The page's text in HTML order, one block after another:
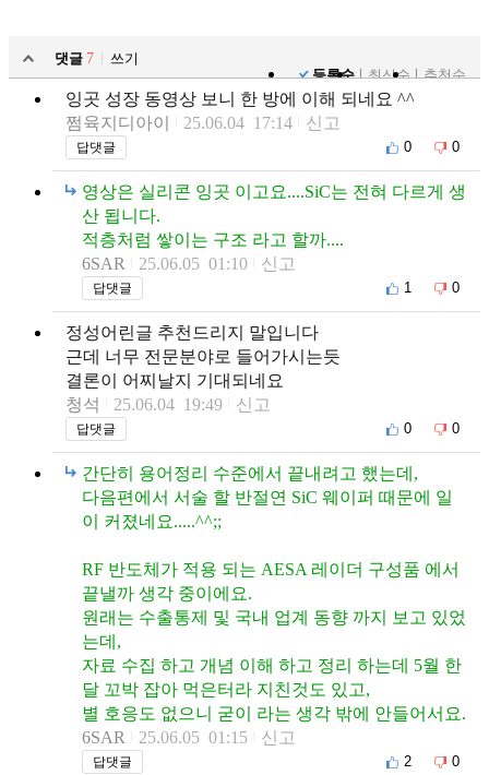
댓글 7
쓰기
등록순
최신순 추천순
잉곳 성장 동영상 보니 한 방에 이해 되네요 ^^
쩜육지디아이
25.06.04 17:14 신고
답댓글 0 0
영상은 실리콘 잉곳 이고요....SiC는 전혀 다르게 생
산 됩니다.
적층처럼 쌓이는 구조 라고 할까....
6SAR
25.06.05 01:10 신고
답댓글 1 0
정성어린글 추천드리지 말입니다
근데 너무 전문분야로 들어가시는듯
결론이 어찌날지 기대되네요
청석
25.06.04 19:49 신고
답댓글 0 0
간단히 용어정리 수준에서 끝내려고 했는데,
다음편에서 서술 할 반절연 SiC 웨이퍼 때문에 일
이 커졌네요.....^^;;
RF 반도체가 적용 되는 AESA 레이더 구성품 에서
끝낼까 생각 중이에요.
원래는 수출통제 및 국내 업계 동향 까지 보고 있었
는데,
자료 수집 하고 개념 이해 하고 정리 하는데 5월 한
달 꼬박 잡아 먹은터라 지친것도 있고,
별 호응도 없으니 굳이 라는 생각 밖에 안들어서요.
6SAR
25.06.05 01:15 신고
답댓글 2 0